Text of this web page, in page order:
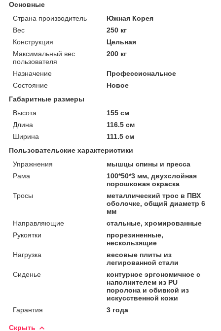
Основные
Страна производитель
Южная Корея
Вес
250 кг
Конструкция
Цельная
Максимальный вес
пользователя
200 кг
Назначение
Профессиональное
Состояние
Новое
Габаритные размеры
Высота
155 см
Длина
116.5 см
Ширина
111.5 см
Пользовательские характеристики
Упражнения
мышцы спины и пресса
Рама
100*50*3 мм, двухслойная
порошковая окраска
Тросы
металлический трос в ПВХ
оболочке, общий диаметр 6
мм
Направляющие
стальные, хромированные
Рукоятки
прорезиненные,
нескользящие
Нагрузка
весовые плиты из
легированной стали
Сиденье
контурное эргономичное с
наполнителем из PU
поролона и обивкой из
искусственной кожи
Гарантия
3 года
Скрыть